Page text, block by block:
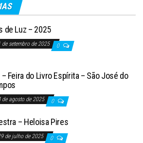
de Luz – 2025
de setembro de 2025 0
– Feira do Livro Espírita – São José do
de agosto de 2025 0
– Heloisa Pires
de julho de 2025 0